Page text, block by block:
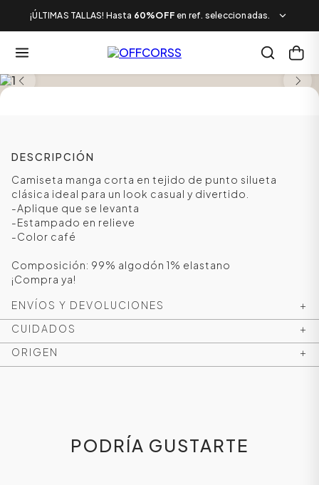
¡ÚLTIMAS TALLAS! Hasta 60%OFF en ref. seleccionadas.
DESCRIPCIÓN
Camiseta manga corta en tejido de punto silueta
clásica ideal para un look casual y divertido.
-Aplique que se levanta
-Estampado en relieve
-Color café
Composición: 99% algodón 1% elastano
¡Compra ya!
ENVÍOS Y DEVOLUCIONES
+
CUIDADOS
+
ORIGEN
+
PODRÍA GUSTARTE